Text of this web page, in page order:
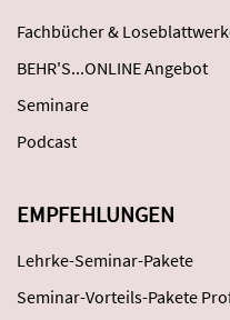
Fachbücher &
BEHR'S...ONLINE Angebot
Seminare
Podcast
EMPFEHLUNGEN
Lehrke-Seminar-Pakete
Seminar-Vorteils-Pakete